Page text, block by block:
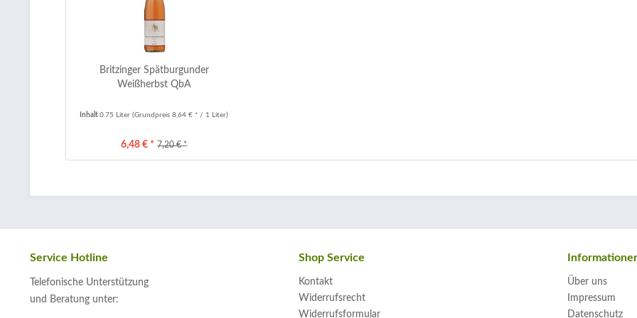
Britzinger Spätburgunder
Weißherbst QbA
Inhalt0.75 Liter(Grundpreis 8,64 € * / 1 Liter)
6,48 € * 7,20 € *
Service Hotline
Telefonische Unterstützung
und Beratung unter:
Shop Service
Kontakt
Widerrufsrecht
Widerrufsformular
Über uns
Impressum
Datenschutz